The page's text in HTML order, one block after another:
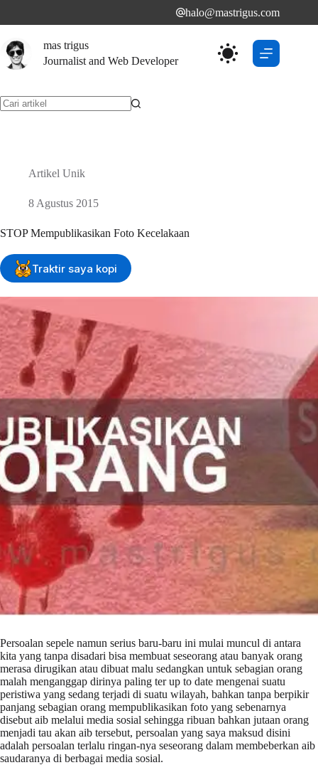
halo@mastrigus.com
mas trigus
Journalist and Web Developer
Artikel Unik
8 Agustus 2015
STOP Mempublikasikan Foto Kecelakaan
Traktir saya kopi
Persoalan sepele namun serius baru-baru ini mulai muncul di antara
kita yang tanpa disadari bisa membuat seseorang atau banyak orang
merasa dirugikan atau dibuat malu sedangkan untuk sebagian orang
malah menganggap dirinya paling ter up to date mengenai suatu
peristiwa yang sedang terjadi di suatu wilayah, bahkan tanpa berpikir
panjang sebagian orang mempublikasikan foto yang sebenarnya
disebut aib melalui media sosial sehingga ribuan bahkan jutaan orang
menjadi tau akan aib tersebut, persoalan yang saya maksud disini
adalah persoalan terlalu ringan-nya seseorang dalam membeberkan aib
saudaranya di berbagai media sosial.